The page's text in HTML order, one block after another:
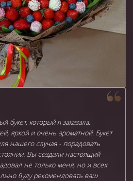
букет, который я заказала.
яркой и очень ароматной. Букет
нашего случая - порадовать
Вы создали настоящий
не только меня, но и всех
буду рекомендовать ваш